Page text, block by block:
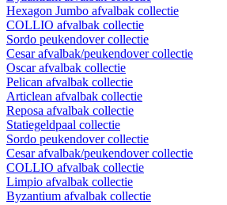
Hexagon Jumbo afvalbak collectie
COLLIO afvalbak collectie
Sordo peukendover collectie
Cesar afvalbak/peukendover collectie
Oscar afvalbak collectie
Pelican afvalbak collectie
Articlean afvalbak collectie
Reposa afvalbak collectie
Statiegeldpaal collectie
Sordo peukendover collectie
Cesar afvalbak/peukendover collectie
COLLIO afvalbak collectie
Limpio afvalbak collectie
Byzantium afvalbak collectie